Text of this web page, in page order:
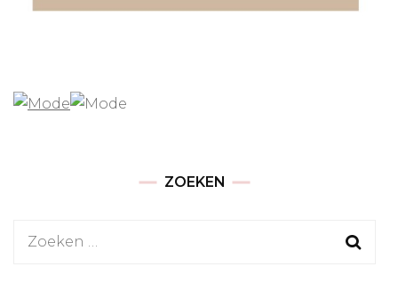
ZOEKEN
Zoeken